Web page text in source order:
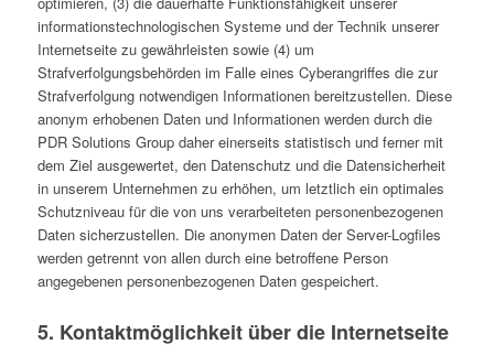
informationstechnologischen Systeme und der Technik unserer
Internetseite zu gewährleisten sowie (4) um
Strafverfolgungsbehörden im Falle eines Cyberangriffes die zur
Strafverfolgung notwendigen Informationen bereitzustellen. Diese
anonym erhobenen Daten und Informationen werden durch die
PDR Solutions Group daher einerseits statistisch und ferner mit
dem Ziel ausgewertet, den Datenschutz und die Datensicherheit
in unserem Unternehmen zu erhöhen, um letztlich ein optimales
Schutzniveau für die von uns verarbeiteten personenbezogenen
Daten sicherzustellen. Die anonymen Daten der Server-Logfiles
werden getrennt von allen durch eine betroffene Person
angegebenen personenbezogenen Daten gespeichert.
5. Kontaktmöglichkeit über die Internetseite